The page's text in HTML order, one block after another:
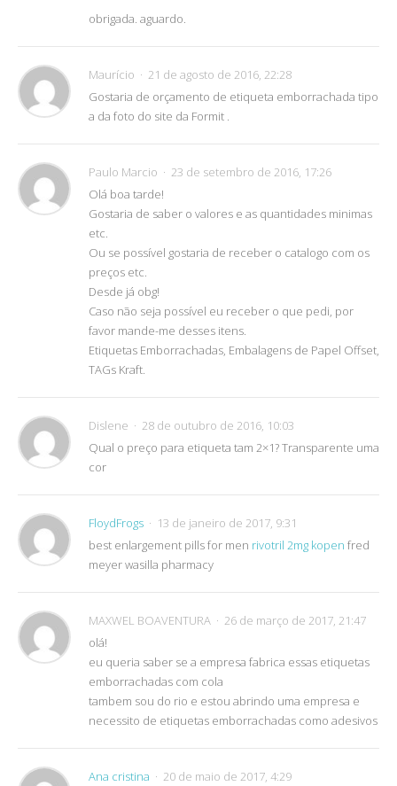
obrigada. aguardo.
Maurício
21 de agosto de 2016, 22:28
Gostaria de orçamento de etiqueta emborrachada tipo
a da foto do site da Formit .
Paulo Marcio
23 de setembro de 2016, 17:26
Olá boa tarde!
Gostaria de saber o valores e as quantidades minimas
etc.
Ou se possível gostaria de receber o catalogo com os
preços etc.
Desde já obg!
Caso não seja possível eu receber o que pedi, por
favor mande-me desses itens.
Etiquetas Emborrachadas, Embalagens de Papel Offset,
TAGs Kraft.
Dislene
28 de outubro de 2016, 10:03
Qual o preço para etiqueta tam 2×1? Transparente uma
cor
FloydFrogs
13 de janeiro de 2017, 9:31
best enlargement pills for men rivotril 2mg kopen fred
meyer wasilla pharmacy
MAXWEL BOAVENTURA
26 de março de 2017, 21:47
olá!
eu queria saber se a empresa fabrica essas etiquetas
emborrachadas com cola
tambem sou do rio e estou abrindo uma empresa e
necessito de etiquetas emborrachadas como adesivos
Ana cristina
20 de maio de 2017, 4:29